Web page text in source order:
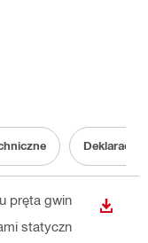
Deklaracja
pręta gwin
statyczn